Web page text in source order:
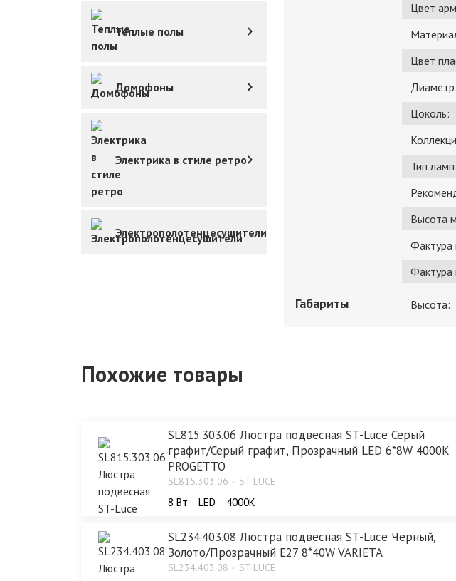
Теплые полы
Домофоны
Электрика в стиле ретро
Электрополотенцесушители
Цвет
Цвет
Диаметр:
Цоколь:
Тип ламп:
Высота
Фактура
Фактура
Габариты Высота:
Похожие товары
SL815.303.06 Люстра подвесная ST-Luce Серый
графит/Серый графит, Прозрачный LED 6*8W 4000K
PROGETTO
SL815.303.06 ST LUCE
8 Bт LED 4000K
SL234.403.08 Люстра подвесная ST-Luce Черный,
Золото/Прозрачный E27 8*40W VARIETA
SL234.403.08 ST LUCE